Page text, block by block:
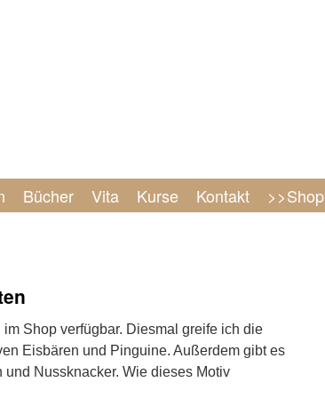
Bücher Vita Kurse Kontakt >>Shop
Shop verfügbar. Diesmal greife ich die
Eisbären und Pinguine. Außerdem gibt es
Nussknacker. Wie dieses Motiv